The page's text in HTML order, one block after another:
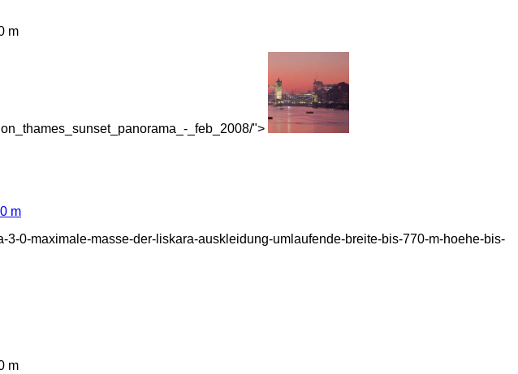
m
_feb_2008/">
m
0-maximale-masse-der-liskara-auskleidung-umlaufende-breite-bis-770-m-hoehe-bis-
m